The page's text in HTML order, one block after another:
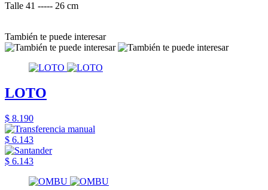
Talle 41 ----- 26 cm
También te puede interesar
LOTO
$ 8.190
$ 6.143
$ 6.143